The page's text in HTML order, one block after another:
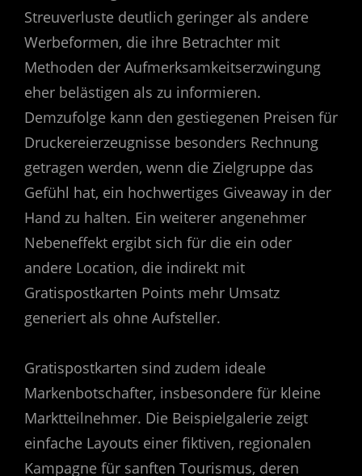
Streuverluste deutlich geringer als andere
Werbeformen, die ihre Betrachter mit
Methoden der Aufmerksamkeitserzwingung
eher belästigen als zu informieren.
Demzufolge kann den gestiegenen Preisen für
Druckereierzeugnisse besonders Rechnung
getragen werden, wenn die Zielgruppe das
Gefühl hat, ein hochwertiges Giveaway in der
Hand zu halten. Ein weiterer angenehmer
Nebeneffekt ergibt sich für die ein oder
andere Location, die indirekt mit
Gratispostkarten Points mehr Umsatz
generiert als ohne Aufsteller.
Gratispostkarten sind zudem ideale
Markenbotschafter, insbesondere für kleine
Marktteilnehmer. Die Beispielgalerie zeigt
einfache Layouts einer fiktiven, regionalen
Kampagne für sanften Tourismus, deren